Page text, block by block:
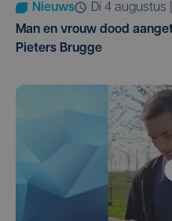
Nieuws
di 4 augustus
Man en vrouw dood
Pieters Brugge